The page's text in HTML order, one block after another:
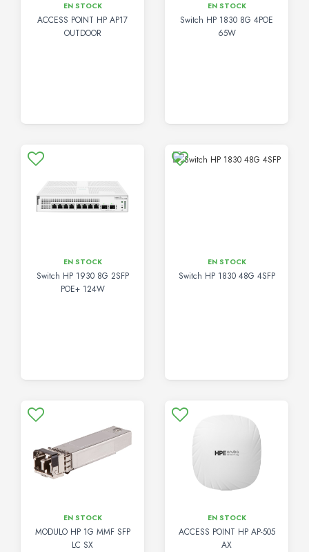
EN STOCK
ACCESS POINT HP AP17
OUTDOOR
EN STOCK
Switch HP 1830 8G 4POE
65W
EN STOCK
Switch HP 1930 8G 2SFP
POE+ 124W
EN STOCK
Switch HP 1830 48G 4SFP
EN STOCK
MODULO HP 1G MMF SFP
LC SX
EN STOCK
ACCESS POINT HP AP-505
AX